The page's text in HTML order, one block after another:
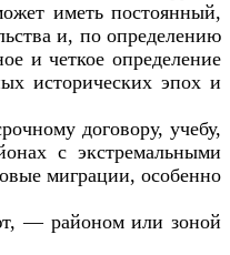
иметь постоянный,
и, по определению
и четкое определение
исторических эпох и
договору, учебу,
с экстремальными
миграции, особенно
— районом или зоной